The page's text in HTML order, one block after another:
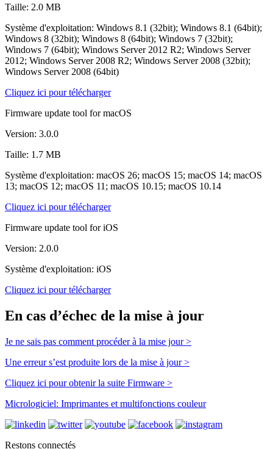
Taille: 2.0 MB
Système d'exploitation: Windows 8.1 (32bit); Windows 8.1 (64bit);
Windows 8 (32bit); Windows 8 (64bit); Windows 7 (32bit);
Windows 7 (64bit); Windows Server 2012 R2; Windows Server
2012; Windows Server 2008 R2; Windows Server 2008 (32bit);
Windows Server 2008 (64bit)
Cliquez ici pour télécharger
Firmware update tool for macOS
Version: 3.0.0
Taille: 1.7 MB
Système d'exploitation: macOS 26; macOS 15; macOS 14; macOS
13; macOS 12; macOS 11; macOS 10.15; macOS 10.14
Cliquez ici pour télécharger
Firmware update tool for iOS
Version: 2.0.0
Système d'exploitation: iOS
Cliquez ici pour télécharger
En cas d’échec de la mise à jour
Je ne sais pas comment procéder à la mise jour >
Une erreur s’est produite lors de la mise à jour >
Cliquez ici pour obtenir la suite Firmware >
Micrologiciel: Imprimantes et multifonctions couleur
Restons connectés